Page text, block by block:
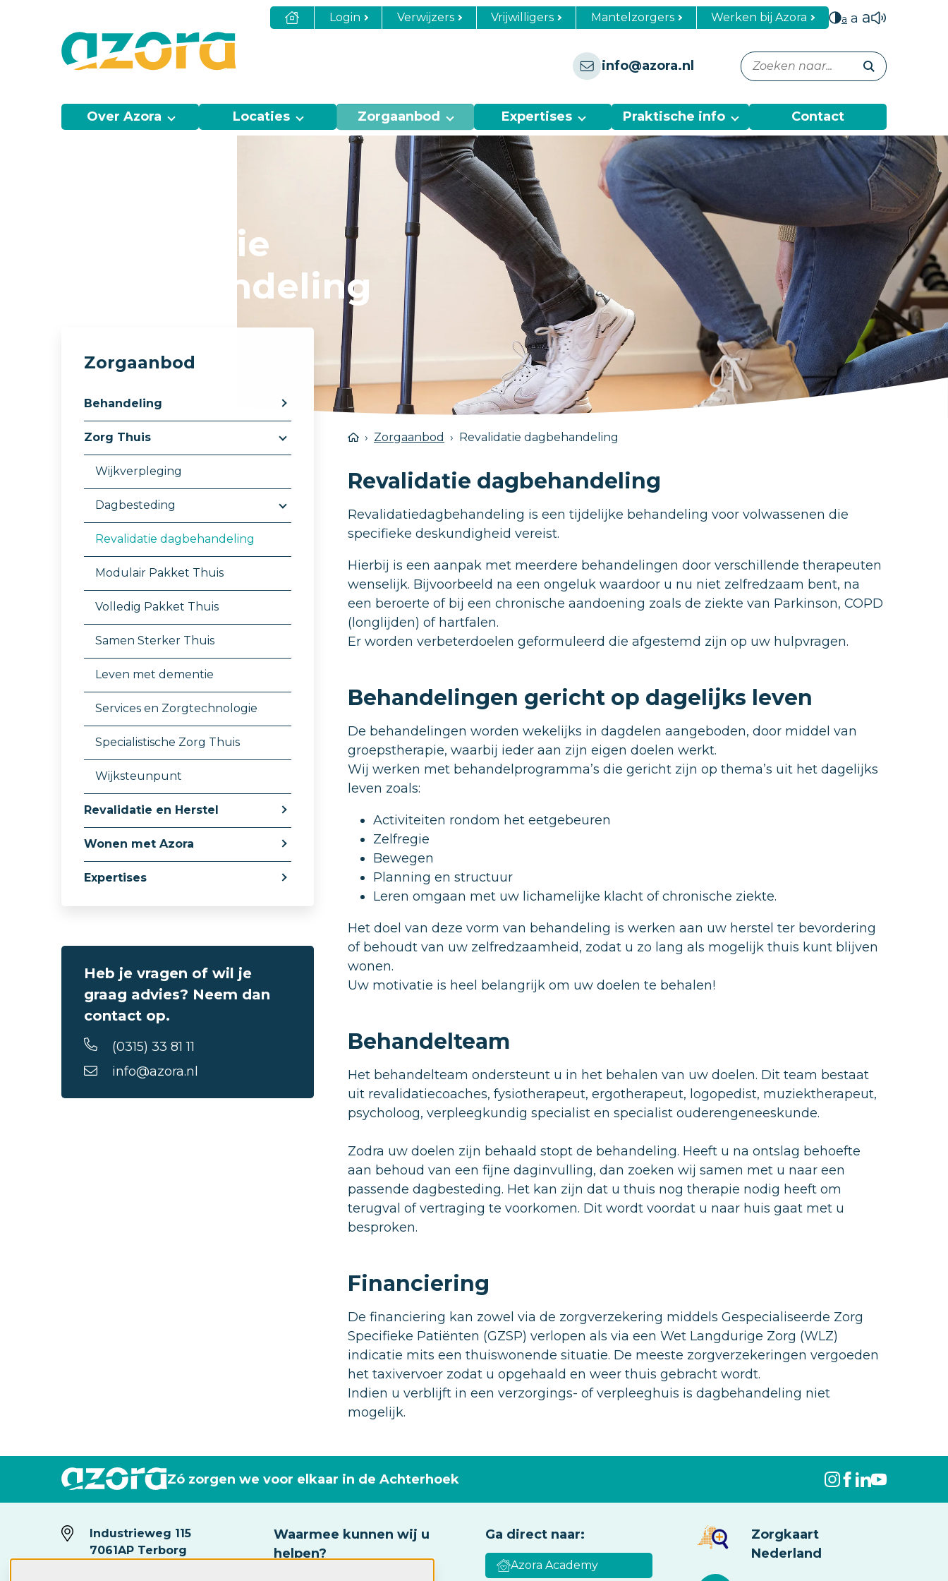
Login Verwijzers Vrijwilligers Mantelzorgers Werken bij Azora a a a
info@azora.nl
Over Azora Locaties Zorgaanbod Expertises Praktische info Contact
Revalidatie
dagbehandeling
Zorgaanbod Revalidatie dagbehandeling
Revalidatie dagbehandeling
Revalidatiedagbehandeling is een tijdelijke behandeling voor volwassenen die
specifieke deskundigheid vereist.
Hierbij is een aanpak met meerdere behandelingen door verschillende therapeuten
wenselijk. Bijvoorbeeld na een ongeluk waardoor u nu niet zelfredzaam bent, na
een beroerte of bij een chronische aandoening zoals de ziekte van Parkinson, COPD
(longlijden) of hartfalen.
Er worden verbeterdoelen geformuleerd die afgestemd zijn op uw hulpvragen.
Behandelingen gericht op dagelijks leven
De behandelingen worden wekelijks in dagdelen aangeboden, door middel van
groepstherapie, waarbij ieder aan zijn eigen doelen werkt.
Wij werken met behandelprogramma’s die gericht zijn op thema’s uit het dagelijks
leven zoals:
Activiteiten rondom het eetgebeuren
Zelfregie
Bewegen
Planning en structuur
Leren omgaan met uw lichamelijke klacht of chronische ziekte.
Het doel van deze vorm van behandeling is werken aan uw herstel ter bevordering
of behoudt van uw zelfredzaamheid, zodat u zo lang als mogelijk thuis kunt blijven
wonen.
Uw motivatie is heel belangrijk om uw doelen te behalen!
Behandelteam
Het behandelteam ondersteunt u in het behalen van uw doelen. Dit team bestaat
uit revalidatiecoaches, fysiotherapeut, ergotherapeut, logopedist, muziektherapeut,
psycholoog, verpleegkundig specialist en specialist ouderengeneeskunde.
Zodra uw doelen zijn behaald stopt de behandeling. Heeft u na ontslag behoefte
aan behoud van een fijne daginvulling, dan zoeken wij samen met u naar een
passende dagbesteding. Het kan zijn dat u thuis nog therapie nodig heeft om
terugval of vertraging te voorkomen. Dit wordt voordat u naar huis gaat met u
besproken.
Financiering
De financiering kan zowel via de zorgverzekering middels Gespecialiseerde Zorg
Specifieke Patiënten (GZSP) verlopen als via een Wet Langdurige Zorg (WLZ)
indicatie mits een thuiswonende situatie. De meeste zorgverzekeringen vergoeden
het taxivervoer zodat u opgehaald en weer thuis gebracht wordt.
Indien u verblijft in een verzorgings- of verpleeghuis is dagbehandeling niet
mogelijk.
Zorgaanbod
Behandeling
Zorg Thuis
Wijkverpleging
Dagbesteding
Revalidatie dagbehandeling
Modulair Pakket Thuis
Volledig Pakket Thuis
Samen Sterker Thuis
Leven met dementie
Services en Zorgtechnologie
Specialistische Zorg Thuis
Wijksteunpunt
Revalidatie en Herstel
Wonen met Azora
Expertises
Heb je vragen of wil je
graag advies? Neem dan
contact op.
(0315) 33 81 11
info@azora.nl
Zó zorgen we voor elkaar in de Achterhoek
Industrieweg 115
7061AP Terborg
Waarmee kunnen wij u
helpen?
Ga direct naar:
Azora Academy
Zorgkaart
Nederland